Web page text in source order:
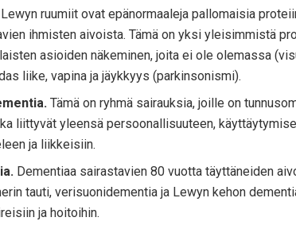
Lewyn ruumiit ovat epänormaaleja pallomaisia
ihmisten aivoista. Tämä on yksi yleisimmistä
asioiden näkeminen, joita ei ole olemassa
liike, vapina ja jäykkyys (parkinsonismi).
Tämä on ryhmä sairauksia, joille on
liittyvät yleensä persoonallisuuteen,
ja liikkeisiin.
Dementiaa sairastavien 80 vuotta täyttäneiden
tauti, verisuonidementia ja Lewyn kehon
ja hoitoihin.